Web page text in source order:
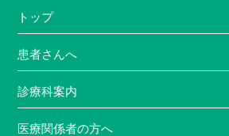
トップ
患者さんへ
診療科案内
医療関係者の方へ